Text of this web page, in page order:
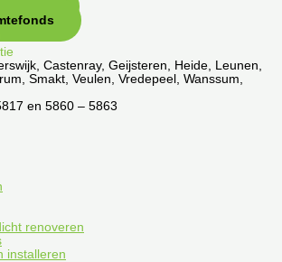
Castenray, Geijsteren, Heide, Leunen,
Smakt, Veulen, Vredepeel, Wanssum,
en 5860 – 5863
renoveren
installeren